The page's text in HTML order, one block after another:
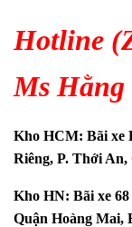
Hotline
Ms Hằng
Kho HCM: Bãi xe
Riêng, P. Thới
Kho HN: Bãi xe
Quận Hoàng Mai,